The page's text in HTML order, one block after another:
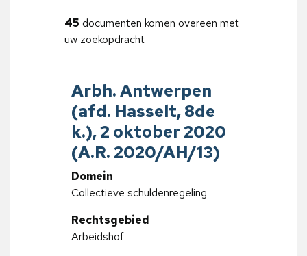
45 documenten komen overeen met
uw zoekopdracht
Arbh. Antwerpen
(afd. Hasselt, 8de
k.), 2 oktober 2020
(A.R. 2020/AH/13)
Domein
Collectieve schuldenregeling
Rechtsgebied
Arbeidshof